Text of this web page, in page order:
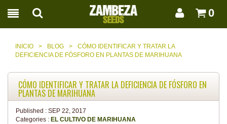
0
INICIO > BLOG >
CÓMO IDENTIFICAR Y TRATAR LA
DEFICIENCIA DE FÓSFORO EN PLANTAS DE MARIHUANA
CÓMO IDENTIFICAR Y TRATAR LA DEFICIENCIA DE FÓSFORO EN
PLANTAS DE MARIHUANA
Published : SEP 22, 2017
Categories : EL CULTIVO DE MARIHUANA